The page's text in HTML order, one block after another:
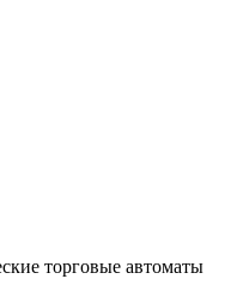
торговые автоматы